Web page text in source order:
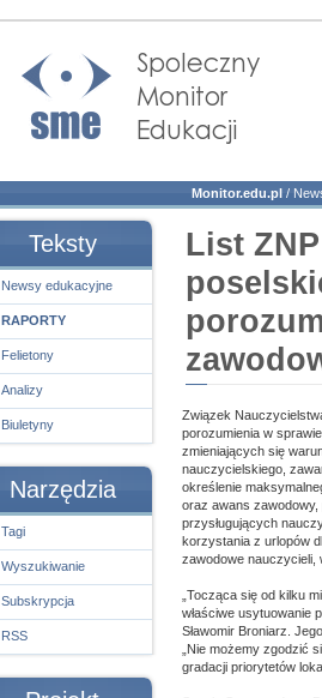
Społeczny Monitor
Edukacji
Monitor.edu.pl /
Teksty
Newsy edukacyjne
RAPORTY
Felietony
Analizy
Biuletyny
Narzędzia
Tagi
Wyszukiwanie
Subskrypcja
RSS
List
Związek
porozumienia w
zmieniających się
nauczycielskiego,
określenie
oraz awans
przysługujących
korzystania z urlopów
zawodowe nauczycieli,
„Tocząca się od kilku
właściwe usytuowanie
Sławomir Broniarz.
„Nie możemy zgodzić
gradacji priorytetów